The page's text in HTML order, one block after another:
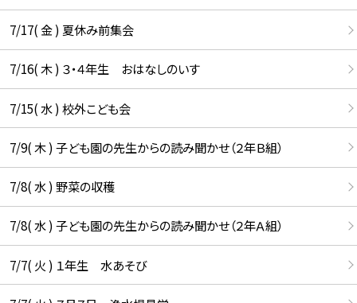
7/17( 金 ) 夏休み前集会
7/16( 木 ) ３・４年生 おはなしのいす
7/15( 水 ) 校外こども会
7/9( 木 ) 子ども園の先生からの読み聞かせ（２年Ｂ組）
7/8( 水 ) 野菜の収穫
7/8( 水 ) 子ども園の先生からの読み聞かせ（２年Ａ組）
7/7( 火 ) １年生 水あそび